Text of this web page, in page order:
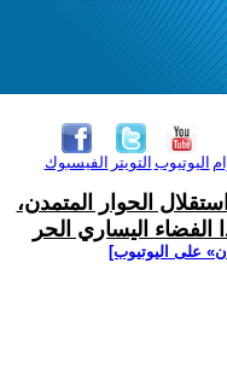
الفيسبوك التويتر اليوتيوب
الحوار المتمدن،
اليساري الحر
على اليوتيوب]